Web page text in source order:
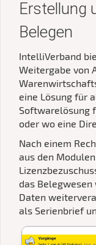
Erstellung
Belegen
IntelliVerband
Weitergabe von
eine Lösung für
Softwarelösung
oder wo eine
Nach einem
aus den
das Belegwesen
Daten
als Serienbrief